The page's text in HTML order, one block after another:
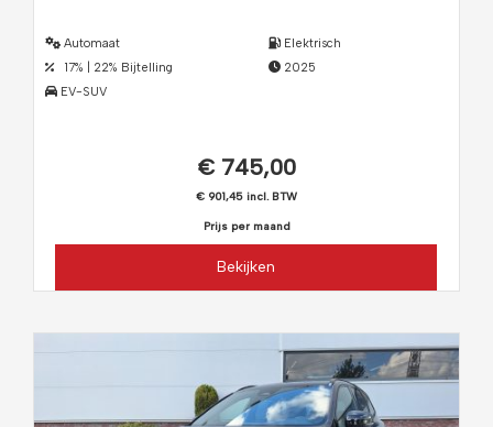
Automaat
17% | 22% Bijtelling
EV-SUV
Elektrisch
2025
€ 745,00
€ 901,45 incl. BTW
Prijs per maand
Bekijken